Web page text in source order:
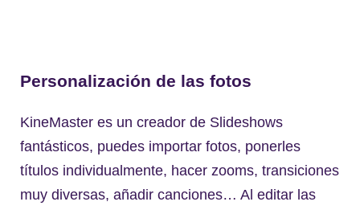
Personalización de las fotos
KineMaster es un creador de Slideshows
fantásticos, puedes importar fotos, ponerles
títulos individualmente, hacer zooms, transiciones
muy diversas, añadir canciones… Al editar las